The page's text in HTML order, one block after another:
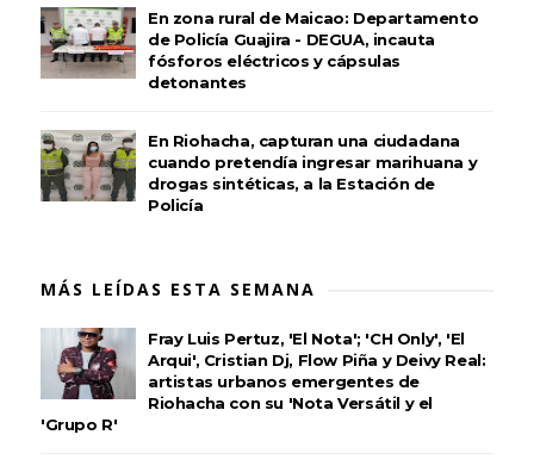
En zona rural de Maicao: Departamento
de Policía Guajira - DEGUA, incauta
fósforos eléctricos y cápsulas
detonantes
En Riohacha, capturan una ciudadana
cuando pretendía ingresar marihuana y
drogas sintéticas, a la Estación de
Policía
MÁS LEÍDAS ESTA SEMANA
Fray Luis Pertuz, 'El Nota'; 'CH Only', 'El
Arqui', Cristian Dj, Flow Piña y Deivy Real:
artistas urbanos emergentes de
Riohacha con su 'Nota Versátil y el
'Grupo R'